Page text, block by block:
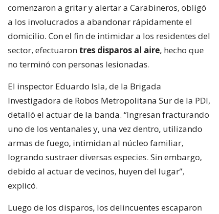
comenzaron a gritar y alertar a Carabineros, obligó
a los involucrados a abandonar rápidamente el
domicilio. Con el fin de intimidar a los residentes del
sector, efectuaron tres disparos al aire, hecho que
no terminó con personas lesionadas.
El inspector Eduardo Isla, de la Brigada
Investigadora de Robos Metropolitana Sur de la PDI,
detalló el actuar de la banda. “Ingresan fracturando
uno de los ventanales y, una vez dentro, utilizando
armas de fuego, intimidan al núcleo familiar,
logrando sustraer diversas especies. Sin embargo,
debido al actuar de vecinos, huyen del lugar”,
explicó.
Luego de los disparos, los delincuentes escaparon